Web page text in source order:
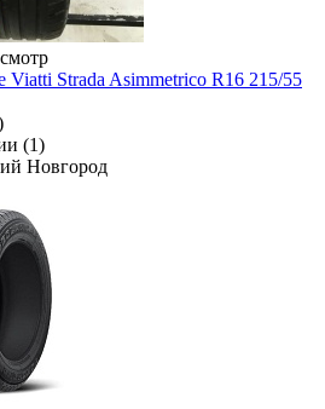
Strada Asimmetrico R16 215/55
(1)
Новгород